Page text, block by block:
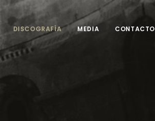
DISCOGRAFÍA MEDIA CONTACTO